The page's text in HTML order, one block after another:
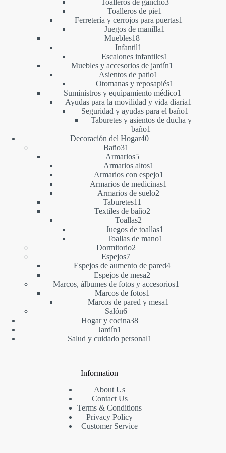
Toalleros de gancho3
Toalleros de pie1
producto
Ferretería y cerrojos para puertas1
Juegos de manilla1
Muebles1818
productos
Infantil1
producto
Escalones infantiles1
producto
Muebles y accesorios de jardín1
Asientos de patio1
producto
Otomanas y reposapiés1
producto
Suministros y equipamiento médico1
producto
Ayudas para la movilidad y vida diaria1
Seguridad y ayudas para el baño1
producto
Taburetes y asientos de ducha y
baño1
Decoración del Hogar4040
Baño31
productos
Armarios55
productos
Armarios altos1
producto
Armarios con espejo1
producto
Armarios de medicinas1
Armarios de suelo2
Taburetes11
productos
Textiles de baño22
Toallas2
productos
Juegos de toallas1
Toallas de mano1
Dormitorio22
Espejos77
productos
Espejos de aumento de pared44
Espejos de mesa2
productos
Marcos, álbumes de fotos y accesorios1
Marcos de fotos1
producto
Marcos de pared y mesa1
Salón66
productos
Hogar y cocina3838
Jardín1
producto
Salud y cuidado personal1
Information
About Us
Contact Us
Terms & Conditions
Privacy Policy
Customer Service